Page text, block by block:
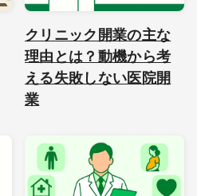
クリニック開業の主な
理由とは？動機から考
える失敗しない医院開
業